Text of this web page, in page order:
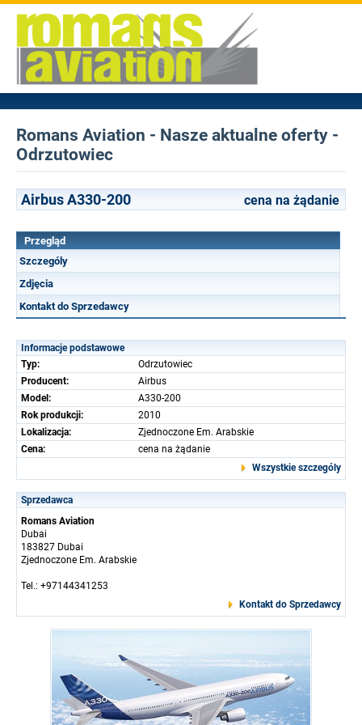
Romans Aviation - Nasze aktualne oferty -
Odrzutowiec
Airbus A330-200 cena na żądanie
Przegląd
Szczególy
Zdjęcia
Kontakt do Sprzedawcy
Informacje podstawowe
Typ:
Odrzutowiec
Producent:
Airbus
Model:
A330-200
Rok produkcji:
2010
Lokalizacja:
Zjednoczone Em. Arabskie
Cena:
cena na żądanie
Wszystkie szczególy
Sprzedawca
Romans Aviation
Dubai
183827 Dubai
Zjednoczone Em. Arabskie
Tel.: +97144341253
Kontakt do Sprzedawcy